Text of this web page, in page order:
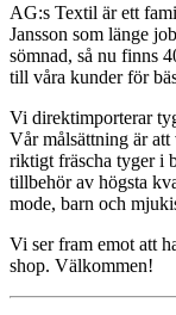
AG:s Textil är ett
Jansson som länge
sömnad, så nu finns
till våra kunder för
Vi direktimporterar
Vår målsättning är att
riktigt fräscha tyger i
tillbehör av högsta
mode, barn och
Vi ser fram emot att
shop. Välkommen!